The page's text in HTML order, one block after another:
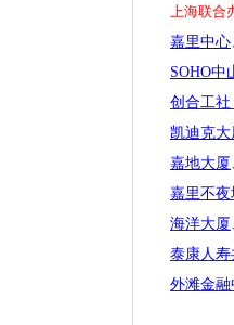
上海联合
嘉里中心
SOHO中
创合工社
凯迪克大
嘉地大厦
嘉里不夜
海洋大厦
泰康人
外滩金融